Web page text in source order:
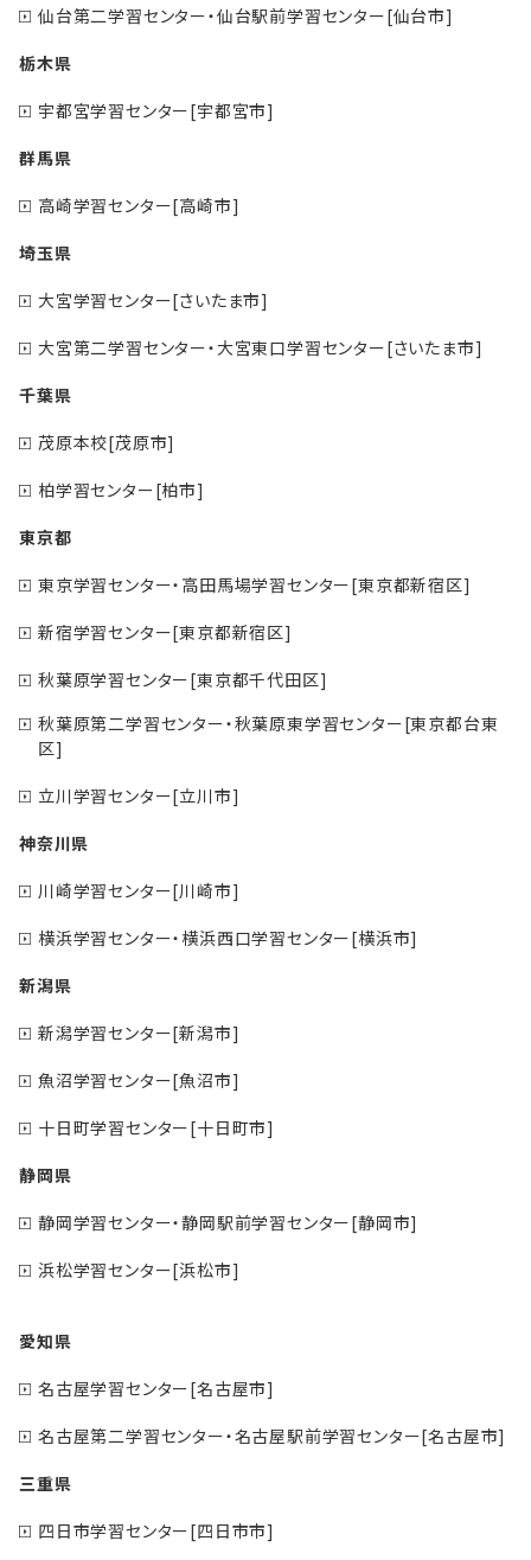
仙台第二学習センター・仙台駅前学習センター[仙台市]
栃木県
宇都宮学習センター[宇都宮市]
群馬県
高崎学習センター[高崎市]
埼玉県
大宮学習センター[さいたま市]
大宮第二学習センター・大宮東口学習センター[さいたま市]
千葉県
茂原本校[茂原市]
柏学習センター[柏市]
東京都
東京学習センター・高田馬場学習センター[東京都新宿区]
新宿学習センター[東京都新宿区]
秋葉原学習センター[東京都千代田区]
秋葉原第二学習センター・秋葉原東学習センター[東京都台東
区]
立川学習センター[立川市]
神奈川県
川崎学習センター[川崎市]
横浜学習センター・横浜西口学習センター[横浜市]
新潟県
新潟学習センター[新潟市]
魚沼学習センター[魚沼市]
十日町学習センター[十日町市]
静岡県
静岡学習センター・静岡駅前学習センター[静岡市]
浜松学習センター[浜松市]
愛知県
名古屋学習センター[名古屋市]
名古屋第二学習センター・名古屋駅前学習センター[名古屋市]
三重県
四日市学習センター[四日市市]